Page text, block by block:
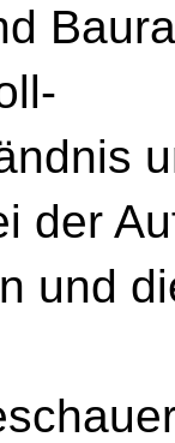
der
und